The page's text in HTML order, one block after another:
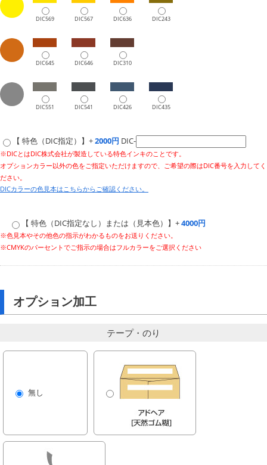
DIC569 DIC567 DIC636 DIC243
DIC645 DIC646 DIC310
DIC551 DIC541 DIC426 DIC435
【 特色（DIC指定）】+2000円 DIC-
※DICとはDIC株式会社が製造している特色インキのことです。
オプションカラー以外の色をご指定いただけますので、ご希望の際はDIC番号を入力してく
ださい。
DICカラーの色見本はこちらからご確認ください。
【 特色（DIC指定なし）または（見本色）】+4000円
※色見本やその他色の指示がわかるものをお送りください。
※CMYKのパーセントでご指示の場合はフルカラーをご選択ください
オプション加工
テープ・のり
無し